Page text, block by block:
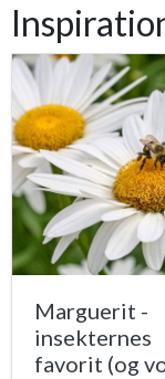
Marguerit -
insekternes
favorit (og